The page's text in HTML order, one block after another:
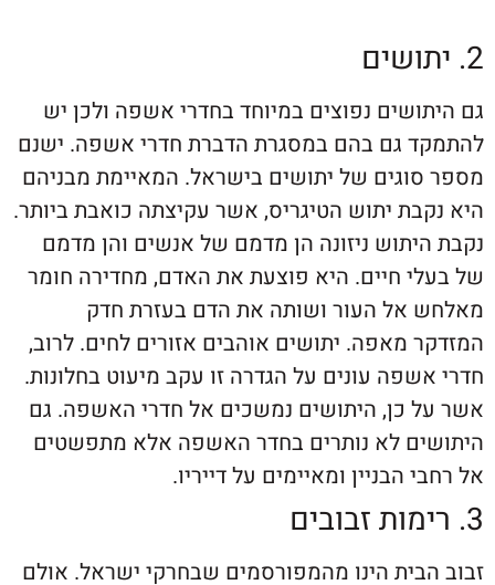
נפוצים במיוחד בחדרי אשפה ולכן יש
גם בהם במסגרת הדברת חדרי אשפה. ישנם
של יתושים בישראל. המאיימת מבניהם
יתוש הטיגריס, אשר עקיצתה כואבת ביותר.
ניזונה הן מדמם של אנשים והן מדמם
חיים. היא פוצעת את האדם, מחדירה חומר
העור ושותה את הדם בעזרת חדק
מאפה. יתושים אוהבים אזורים לחים. לרוב,
עונים על הגדרה זו עקב מיעוט בחלונות.
כן, היתושים נמשכים אל חדרי האשפה. גם
לא נותרים בחדר האשפה אלא מתפשטים
הבניין ומאיימים על דייריו.
הינו מהמפורסמים שבחרקי ישראל. אולם